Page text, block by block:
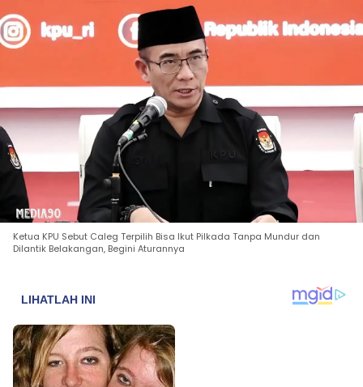
Ketua KPU Sebut Caleg Terpilih Bisa Ikut Pilkada Tanpa Mundur dan
Dilantik Belakangan, Begini Aturannya